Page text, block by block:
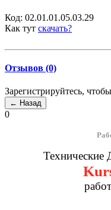
Код: 02.01.01.05.03.29
Как тут скачать?
Отзывов (0)
Зарегистрируйтесь,
0